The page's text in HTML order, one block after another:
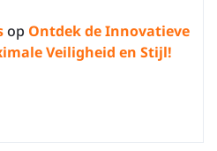
op Ontdek de Innovatieve
Veiligheid en Stijl!